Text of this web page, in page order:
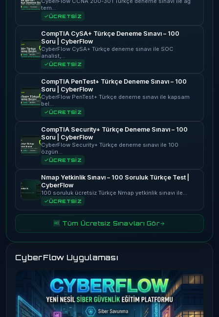
tem…
ÜCRETSİZ
CompTIA CySA+ Türkçe Deneme Sınavı – 100
Soru | CyberFlow
CyberFlow CySA+ Türkçe deneme sınavı ile SOC
analist,…
ÜCRETSİZ
CompTIA PenTest+ Türkçe Deneme Sınavı – 100
Soru | CyberFlow
CyberFlow PenTest+ Türkçe deneme sınavı ile kapsam
bel…
ÜCRETSİZ
CompTIA Security+ Türkçe Deneme Sınavı – 100
Soru | CyberFlow
CyberFlow Security+ Türkçe deneme sınavı ile 100
özgün…
ÜCRETSİZ
Nmap Yetkinlik Sınavı – 100 Soruluk Türkçe Test |
CyberFlow
100 soruluk ücretsiz Türkçe Nmap yetkinlik sınavı ile…
ÜCRETSİZ
🆓 Tüm Ücretsiz Sınavları Gör
CyberFlow Uygulaması